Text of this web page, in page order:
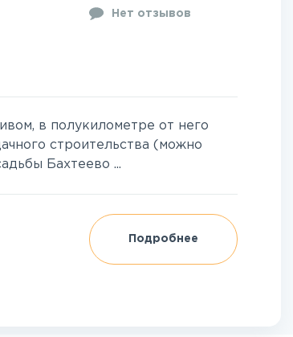
Нет отзывов
в полукилометре от него
строительства (можно
Бахтеево ...
Подробнее